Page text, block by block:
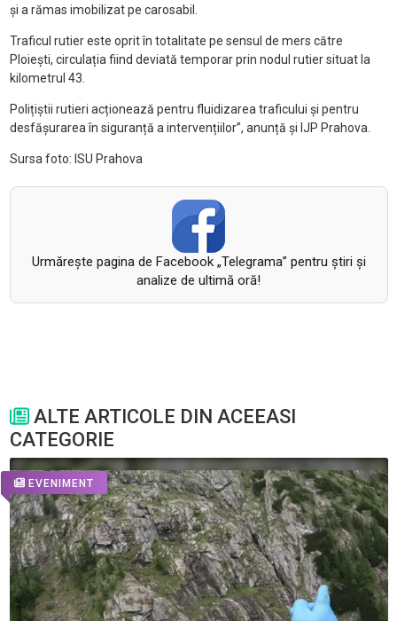
și a rămas imobilizat pe carosabil.
Traficul rutier este oprit în totalitate pe sensul de mers către
Ploiești, circulația fiind deviată temporar prin nodul rutier situat la
kilometrul 43.
Polițiștii rutieri acționează pentru fluidizarea traficului și pentru
desfășurarea în siguranță a intervențiilor”, anunță și IJP Prahova.
Sursa foto: ISU Prahova
Urmăreşte pagina de Facebook „Telegrama” pentru ştiri şi
analize de ultimă oră!
ALTE ARTICOLE DIN ACEEASI
CATEGORIE
EVENIMENT